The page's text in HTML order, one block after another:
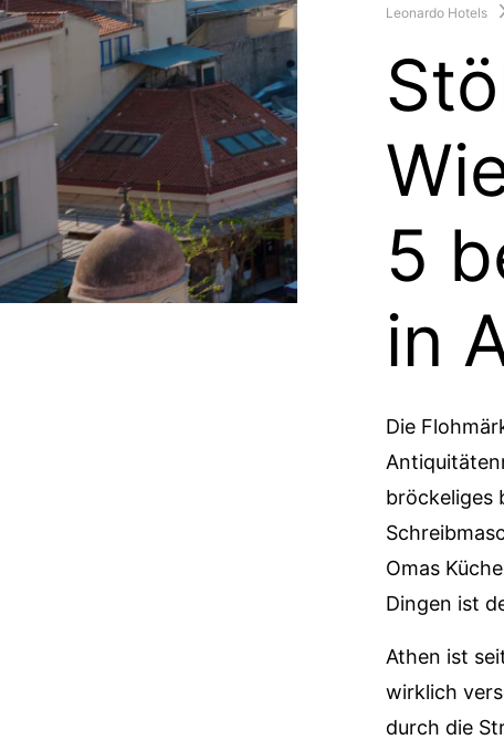
Leonardo Hotels
5
in
Die
bröckeliges
Omas
Dingen ist
Athen ist
wirklich
durch die